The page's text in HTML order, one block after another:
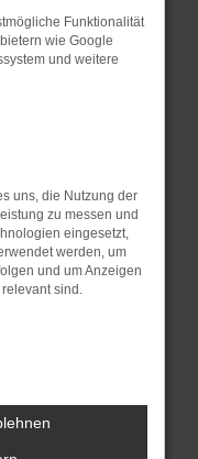
Beispiel
Werbeblocker,
Seiten
Seite in einem
privaten
beheben.
und dein
Stand
nur ein
Funktionalität
wie Google
und weitere
uns, die Nutzung der
zu messen und
eingesetzt,
werden, um
und um Anzeigen
sind.